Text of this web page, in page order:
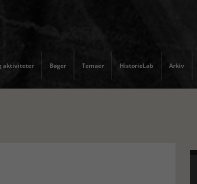
aktiviteter Bøger Temaer HistorieLab Arkiv